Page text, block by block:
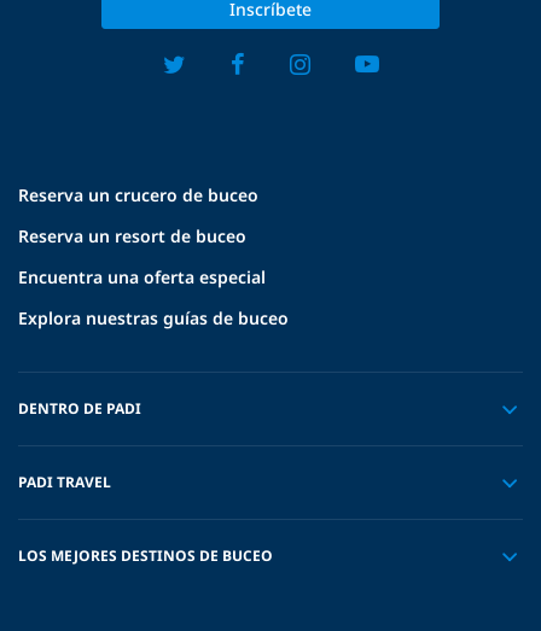
Reserva un crucero de buceo
Reserva un resort de buceo
Encuentra una oferta especial
Explora nuestras guías de buceo
DENTRO DE PADI
PADI TRAVEL
LOS MEJORES DESTINOS DE BUCEO
Inscríbete